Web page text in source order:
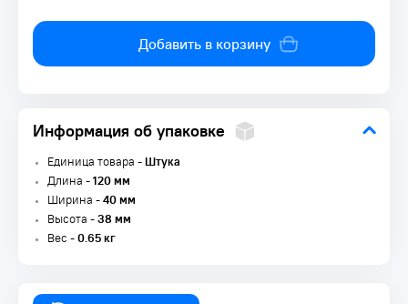
Добавить в корзину
Информация об упаковке
Единица товара -Штука
Длина -120 мм
Ширина -40 мм
Высота -38 мм
Вес -0.65 кг